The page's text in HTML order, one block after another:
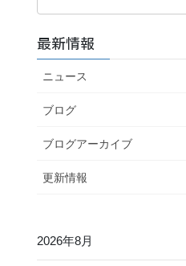
最新情報
ニュース
ブログ
ブログアーカイブ
更新情報
2026年8月